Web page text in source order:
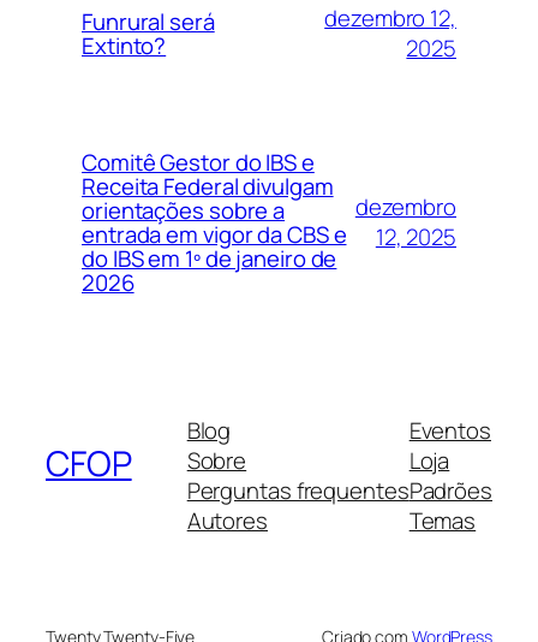
Funrural será
Extinto?
dezembro 12,
2025
Comitê Gestor do IBS e
Receita Federal divulgam
orientações sobre a
entrada em vigor da CBS e
do IBS em 1º de janeiro de
2026
dezembro
12, 2025
CFOP
Blog
Sobre
Perguntas frequentes
Autores
Eventos
Loja
Padrões
Temas
Twenty Twenty-Five Criado com WordPress